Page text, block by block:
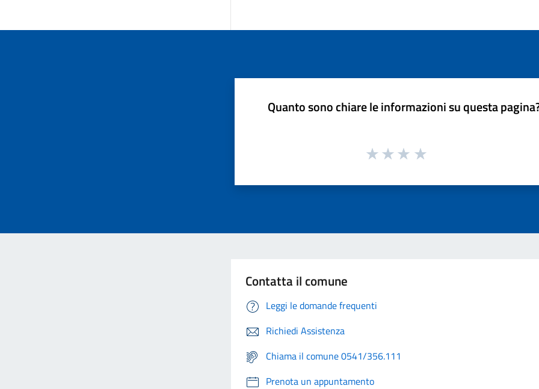
Quanto sono chiare le informazioni su questa
Contatta il comune
Leggi le domande frequenti
Richiedi Assistenza
Chiama il comune 0541/356.111
Prenota un appuntamento